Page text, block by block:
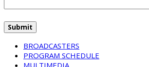
BROADCASTERS
PROGRAM SCHEDULE
MULTIMEDIA